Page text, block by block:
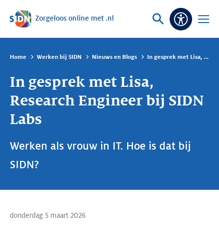
Sla navigatie over
Zorgeloos online met .nl
Vraag
Open
Home Werken bij SIDN Nieuws en Blogs In gesprek met Lisa, Research Engineer bij SIDN Labs
In gesprek met Lisa,
Research Engineer bij SIDN
Labs
Werken als vrouw in IT. Hoe is dat bij
SIDN?
donderdag 5 maart 2026